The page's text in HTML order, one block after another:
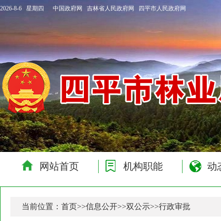
2026-8-6 星期四 中国政府网 吉林省人民政府网 四平市人民政府网
网站首页 机构职能 动
当前位置：首页>>信息公开>>双公示>>行政审批